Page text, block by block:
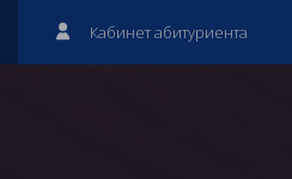
Кабинет абитуриента